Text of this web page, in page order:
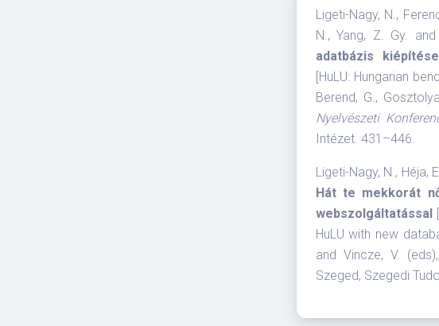
Ligeti-Nagy, N.,
N., Yang, Z. Gy.
adatbázis
[HuLU: Hungarian
Berend, G.,
Nyelvészeti
Intézet. 431–446.
Ligeti-Nagy, N., Héja,
Hát te mekkorát
webszolgáltatással
HuLU with new
and Vincze, V. (eds),
Szeged, Szegedi